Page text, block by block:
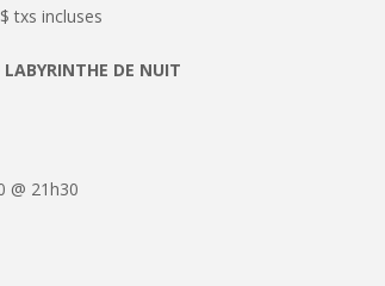
txs incluses
LABYRINTHE DE NUIT
@ 21h30